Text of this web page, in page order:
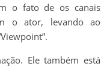
o fato de os canais
o ator, levando ao
Ele também está